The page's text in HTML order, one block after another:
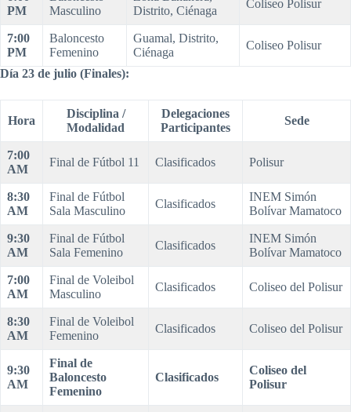
PM
Masculino
Distrito, Ciénaga
Coliseo Polisur
7:00
PM
Baloncesto
Femenino
Guamal, Distrito,
Ciénaga
Coliseo Polisur
Día 23 de julio (Finales):
Hora
Disciplina /
Modalidad
Delegaciones
Participantes
Sede
7:00
AM
Final de Fútbol 11 Clasificados Polisur
8:30
AM
Final de Fútbol
Sala Masculino
Clasificados
INEM Simón
Bolívar Mamatoco
9:30
AM
Final de Fútbol
Sala Femenino
Clasificados
INEM Simón
Bolívar Mamatoco
7:00
AM
Final de Voleibol
Masculino
Clasificados Coliseo del Polisur
8:30
AM
Final de Voleibol
Femenino
Clasificados Coliseo del Polisur
9:30
AM
Final de
Baloncesto
Femenino
Clasificados
Coliseo del
Polisur